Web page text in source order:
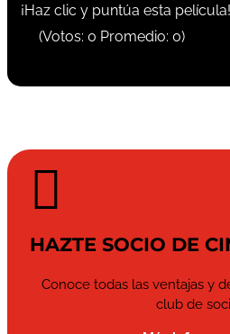
¡Haz clic y puntúa esta película!
(Votos: 0 Promedio: 0)

HAZTE SOCIO DE
Conoce todas las ventajas y
club de